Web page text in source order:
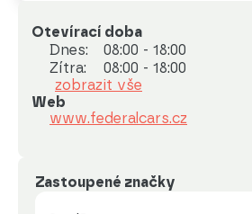
Otevírací doba
Dnes:
08:00 - 18:00
Zítra:
08:00 - 18:00
zobrazit vše
Web
www.federalcars.cz
Zastoupené značky